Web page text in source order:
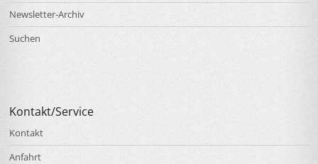
Newsletter-Archiv
Suchen
Kontakt/Service
Kontakt
Anfahrt